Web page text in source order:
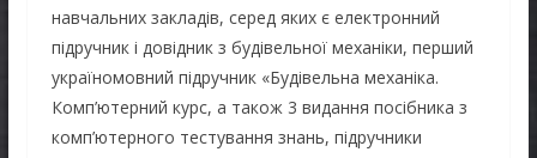
навчальних закладів, серед яких є електронний
підручник і довідник з будівельної механіки, перший
україномовний підручник «Будівельна механіка.
Комп’ютерний курс, а також 3 видання посібника з
комп’ютерного тестування знань, підручники